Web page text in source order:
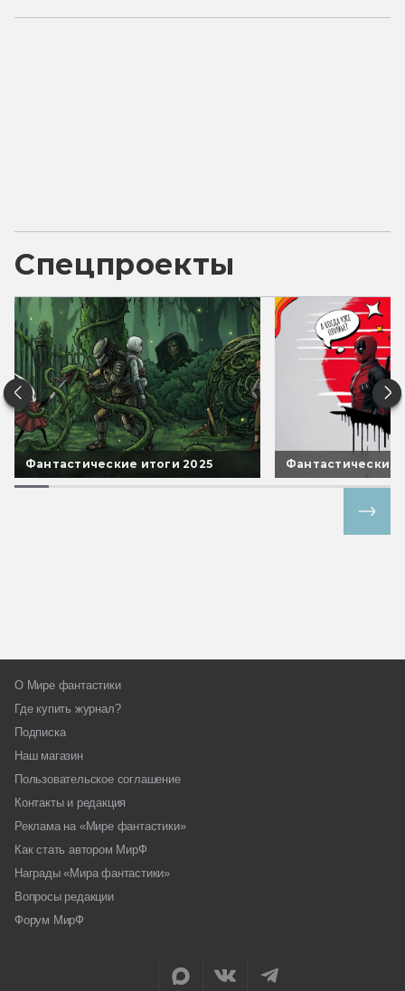
Спецпроекты
Фантастические итоги 2025 Фантастические
О Мире фантастики
Где купить журнал?
Подписка
Наш магазин
Пользовательское соглашение
Контакты и редакция
Реклама на «Мире фантастики»
Как стать автором МирФ
Награды «Мира фантастики»
Вопросы редакции
Форум МирФ